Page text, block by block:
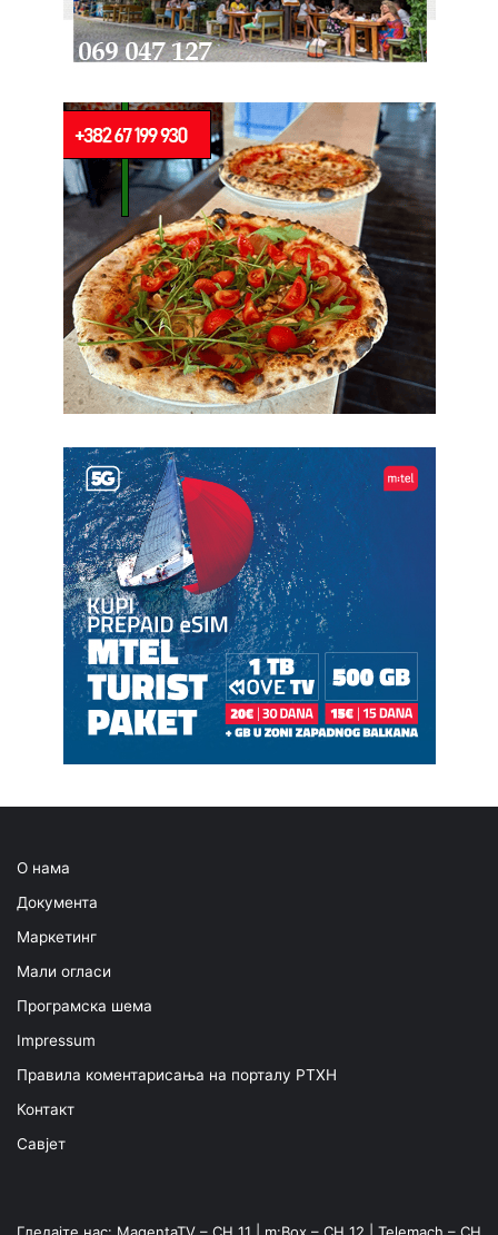
О нама
Документа
Маркетинг
Мали огласи
Програмска шема
Impressum
Правила коментарисања на порталу РТХН
Контакт
Савјет
Гледајте нас: MagentaTV – CH 11 | m:Box – CH 12 | Telemach – CH